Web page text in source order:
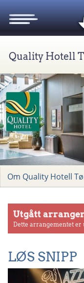
Quality Hotell
Om Quality Hotell
Utgått
Dette arrangementet er
LØS SNIPP